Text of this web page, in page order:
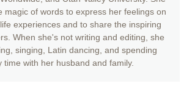
magic of words to express her feelings on
experiences and to share the inspiring
When she's not writing and editing, she
singing, Latin dancing, and spending
time with her husband and family.